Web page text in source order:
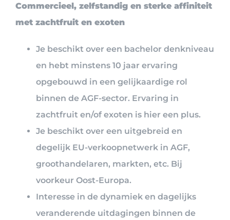
Commercieel, zelfstandig en sterke affiniteit
met zachtfruit en exoten
Je beschikt over een bachelor denkniveau
en hebt minstens 10 jaar ervaring
opgebouwd in een gelijkaardige rol
binnen de AGF-sector. Ervaring in
zachtfruit en/of exoten is hier een plus.
Je beschikt over een uitgebreid en
degelijk EU-verkoopnetwerk in AGF,
groothandelaren, markten, etc. Bij
voorkeur Oost-Europa.
Interesse in de dynamiek en dagelijks
veranderende uitdagingen binnen de